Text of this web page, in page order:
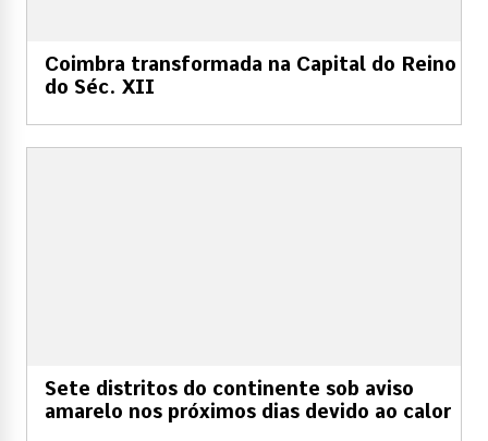
Coimbra transformada na Capital do Reino
do Séc. XII
Sete distritos do continente sob aviso
amarelo nos próximos dias devido ao calor